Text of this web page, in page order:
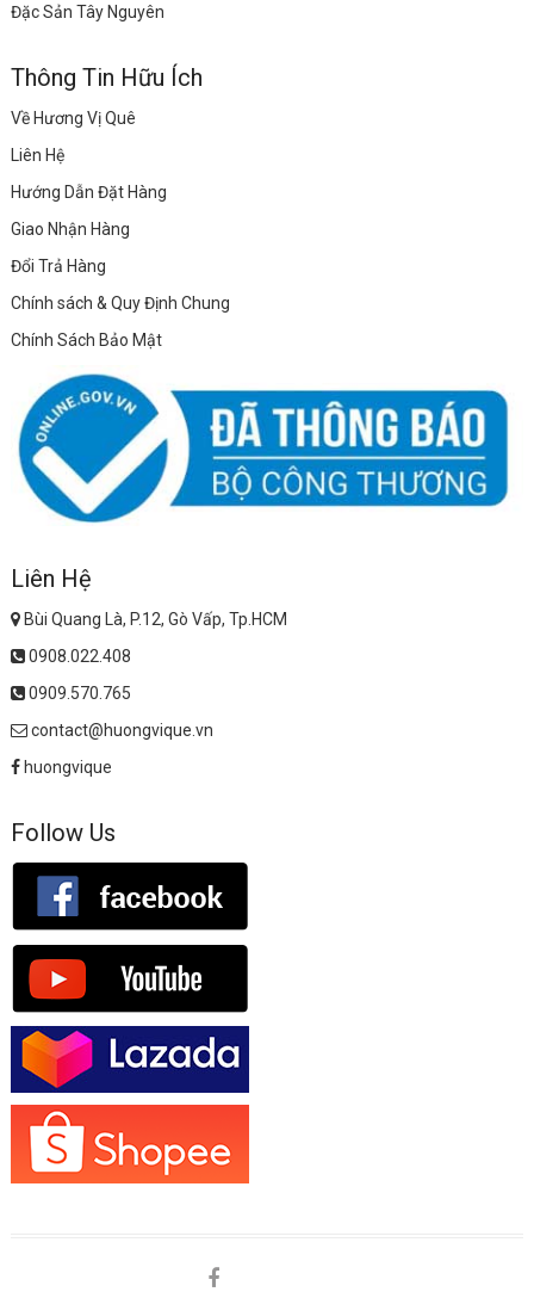
Đặc Sản Tây Nguyên
Thông Tin Hữu Ích
Về Hương Vị Quê
Liên Hệ
Hướng Dẫn Đặt Hàng
Giao Nhận Hàng
Đổi Trả Hàng
Chính sách & Quy Định Chung
Chính Sách Bảo Mật
Liên Hệ
Bùi Quang Là, P.12, Gò Vấp, Tp.HCM
0908.022.408
0909.570.765
contact@huongvique.vn
huongvique
Follow Us
facebook